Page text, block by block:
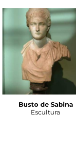
Busto de Sabina
Escultura